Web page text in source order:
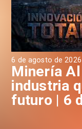
6 de agosto de 2026
Minería
industria
futuro | 6